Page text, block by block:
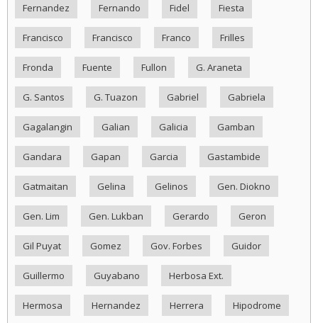
Fernandez Fernando Fidel Fiesta
Francisco Francisco Franco Frilles
Fronda Fuente Fullon G. Araneta
G. Santos G. Tuazon Gabriel Gabriela
Gagalangin Galian Galicia Gamban
Gandara Gapan Garcia Gastambide
Gatmaitan Gelina Gelinos Gen. Diokno
Gen. Lim Gen. Lukban Gerardo Geron
Gil Puyat Gomez Gov. Forbes Guidor
Guillermo Guyabano Herbosa Ext.
Hermosa Hernandez Herrera Hipodrome